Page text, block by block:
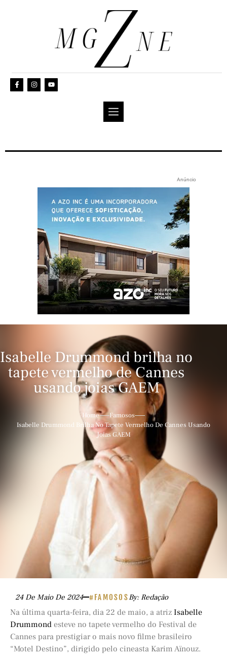
Anúncio
Isabelle Drummond brilha no
tapete vermelho de Cannes
usando joias GAEM
Home
Famosos
Isabelle Drummond Brilha No Tapete Vermelho De Cannes Usando
Joias GAEM
24 De Maio De 2024 #FAMOSOSBy: Redação
Na última quarta-feira, dia 22 de maio, a atriz Isabelle
Drummond esteve no tapete vermelho do Festival de
Cannes para prestigiar o mais novo filme brasileiro
“Motel Destino”, dirigido pelo cineasta Karim Aïnouz.